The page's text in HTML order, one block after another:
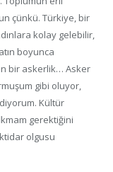
çünkü. Türkiye, bir
kolay gelebilir,
boyunca
bir askerlik… Asker
gibi oluyor,
Kültür
gerektiğini
olgusu